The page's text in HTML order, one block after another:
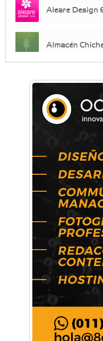
Aleare Design
Almacén
crecimiento
Arq. Horacio
Artística
Artística Veral
BAIC Ramos
Brisé Estudio
Buenos Aires